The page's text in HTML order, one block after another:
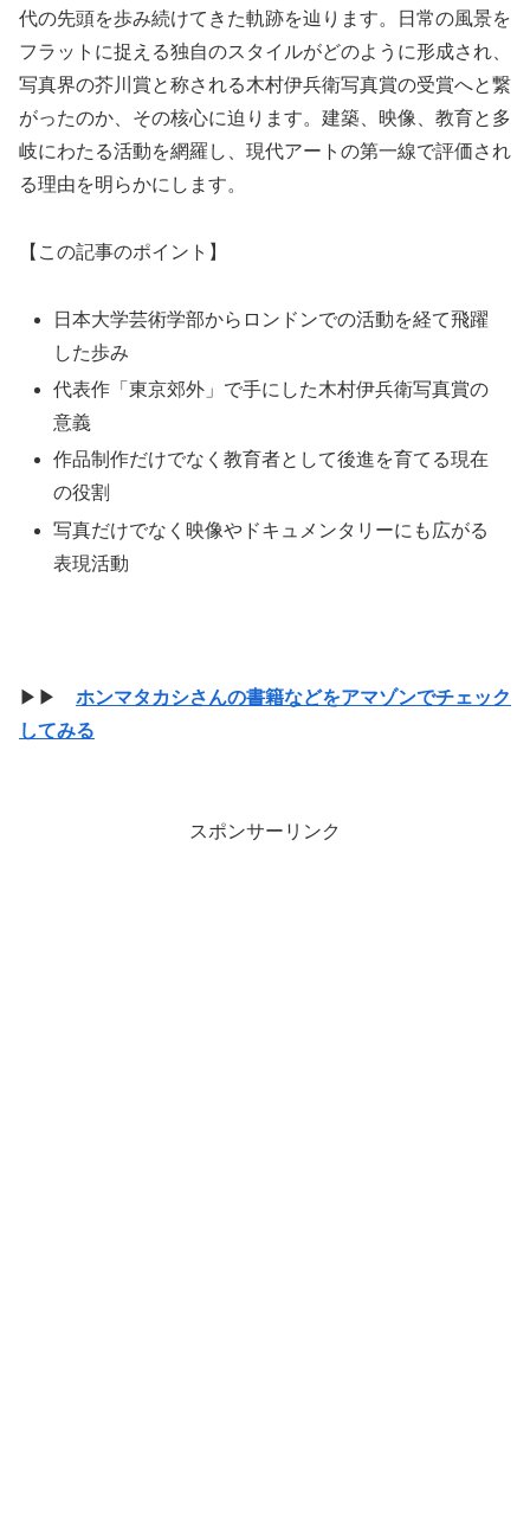
代の先頭を歩み続けてきた軌跡を辿ります。日常の風景を
フラットに捉える独自のスタイルがどのように形成され、
写真界の芥川賞と称される木村伊兵衛写真賞の受賞へと繋
がったのか、その核心に迫ります。建築、映像、教育と多
岐にわたる活動を網羅し、現代アートの第一線で評価され
る理由を明らかにします。
【この記事のポイント】
日本大学芸術学部からロンドンでの活動を経て飛躍
した歩み
代表作「東京郊外」で手にした木村伊兵衛写真賞の
意義
作品制作だけでなく教育者として後進を育てる現在
の役割
写真だけでなく映像やドキュメンタリーにも広がる
表現活動
▶▶ ホンマタカシさんの書籍などをアマゾンでチェック
してみる
スポンサーリンク